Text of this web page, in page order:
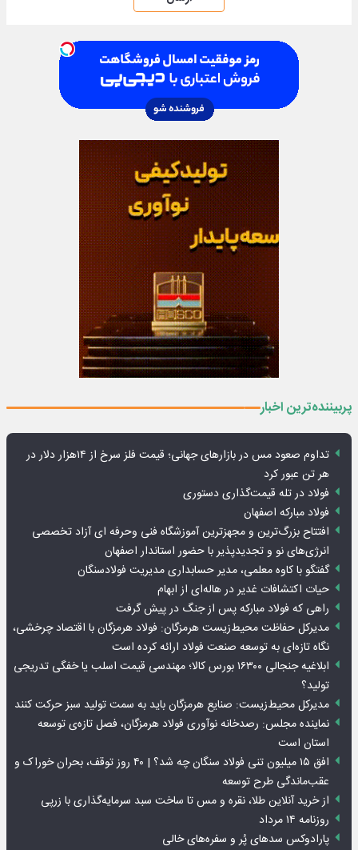
پربیننده‌ترین اخبار
تداوم صعود مس در بازارهای جهانی؛ قیمت فلز سرخ از ۱۴هزار دلار در
هر تن عبور کرد
فولاد در تله قیمت‌گذاری دستوری
فولاد مبارکه اصفهان
افتتاح بزرگ‌ترین و مجهزترین آموزشگاه فنی وحرفه ای آزاد تخصصی
انرژی‌های نو و تجدیدپذیر با حضور استاندار اصفهان
گفتگو با کاوه معلمی، مدیر حسابداری مدیریت فولادسنگان
حیات اکتشافات غدیر در هاله‌ای از ابهام
راهی که فولاد مبارکه پس از جنگ در پیش گرفت
مدیرکل حفاظت محیط‌زیست هرمزگان: فولاد هرمزگان با اقتصاد چرخشی،
نگاه تازه‌ای به توسعه صنعت فولاد ارائه کرده است
ابلاغیه جنجالی ۱۶۳۰۰ بورس کالا؛ مهندسی قیمت اسلب یا خفگی تدریجی
تولید؟
مدیرکل محیط‌زیست: صنایع هرمزگان باید به سمت تولید سبز حرکت کنند
نماینده مجلس: رصدخانه نوآوری فولاد هرمزگان، فصل تازه‌ی توسعه
استان است
افق ۱۵ میلیون تنی فولاد سنگان چه شد؟ | ۴۰ روز توقف، بحران خوراک و
عقب‌ماندگی طرح توسعه
از خرید آنلاین طلا، نقره و مس تا ساخت سبد سرمایه‌گذاری با زرپی
روزنامه ۱۴ مرداد
پارادوکس سدهای پُر و سفره‌های خالی